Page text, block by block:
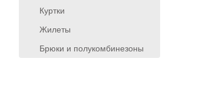
Куртки
Жилеты
Брюки и полукомбинезоны